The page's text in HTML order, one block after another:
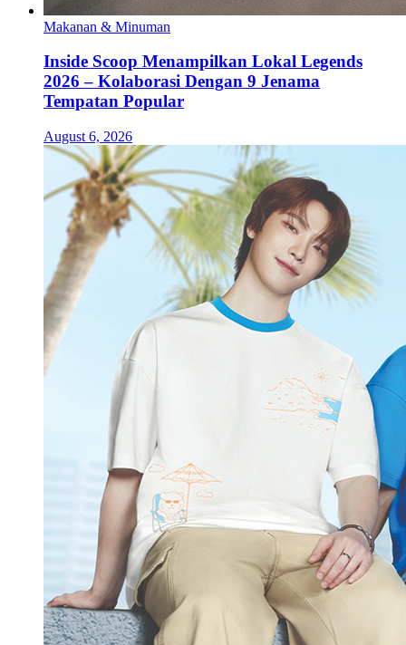
Makanan & Minuman
Inside Scoop Menampilkan Lokal Legends
2026 – Kolaborasi Dengan 9 Jenama
Tempatan Popular
August 6, 2026